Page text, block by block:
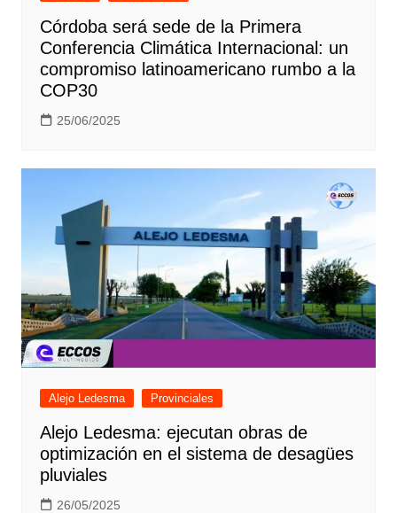
Córdoba será sede de la Primera
Conferencia Climática Internacional: un
compromiso latinoamericano rumbo a la
COP30
25/06/2025
Alejo Ledesma Provinciales
Alejo Ledesma: ejecutan obras de
optimización en el sistema de desagües
pluviales
26/05/2025